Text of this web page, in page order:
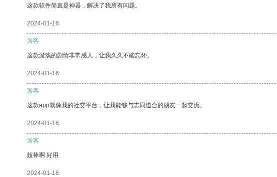
这款软件简直是神器，解决了我所有问题。
2024-01-16
游客
这款游戏的剧情非常感人，让我久久不能忘怀。
2024-01-16
游客
这款app就像我的社交平台，让我能够与志同道合的朋友一起交流。
2024-01-16
游客
超棒啊 好用
2024-01-16